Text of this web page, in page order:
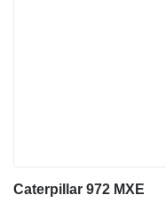
Caterpillar 972 MXE